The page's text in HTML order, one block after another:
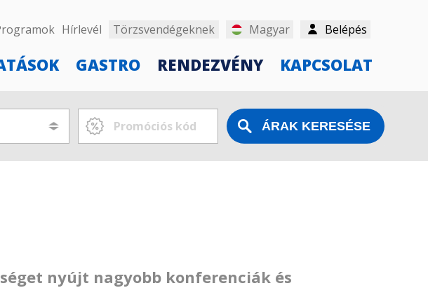
Hírlevél Törzsvendégeknek Magyar Belépés
GASTRO RENDEZVÉNY KAPCSOLAT
nyújt nagyobb konferenciák és